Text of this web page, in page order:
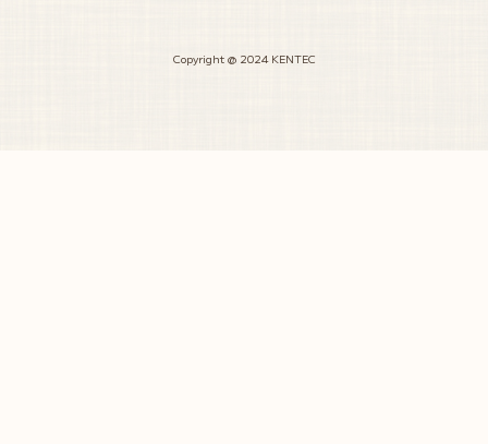
Copyright @ 2024 KENTEC